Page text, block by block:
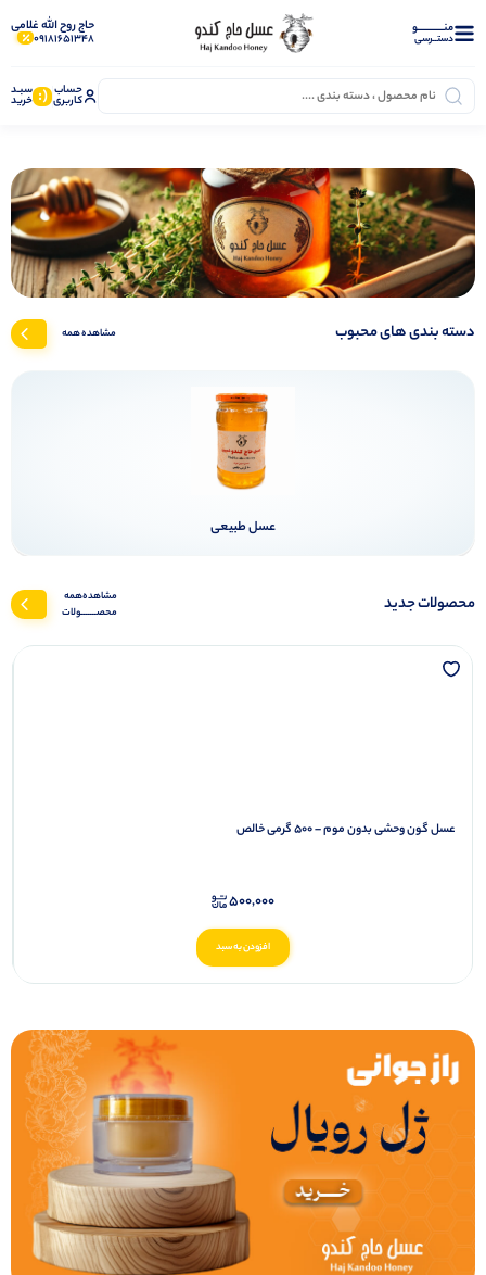
منــــــــــــو
دستــرسی
حاج روح الله غلامی
09181651348
حساب
کاربری (: سبـد
خرید
دسته بندی های محبوب مشاهده همه
عسل طبیعی
محصولات جدید
مشاهده‌همه‌
محصـــــــولات
عسل گون وحشی بدون موم – ۵۰۰ گرمی خالص
افزودن به سبد
500,000